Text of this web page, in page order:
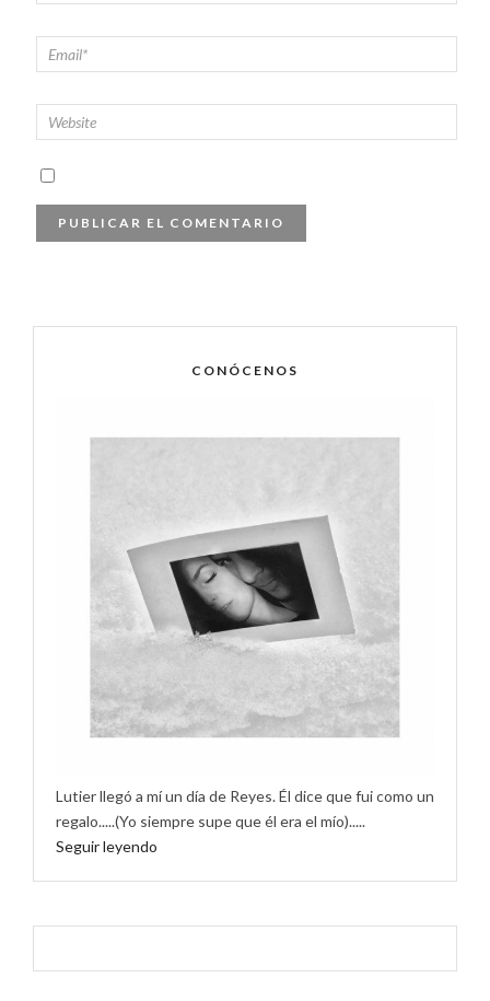
CONÓCENOS
Lutier llegó a mí un día de Reyes. Él dice que fui como un
regalo.....(Yo siempre supe que él era el mío).....
Seguir leyendo